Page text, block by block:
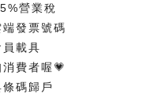
營業稅
發票號碼
載具
費者喔💗
碼歸戶